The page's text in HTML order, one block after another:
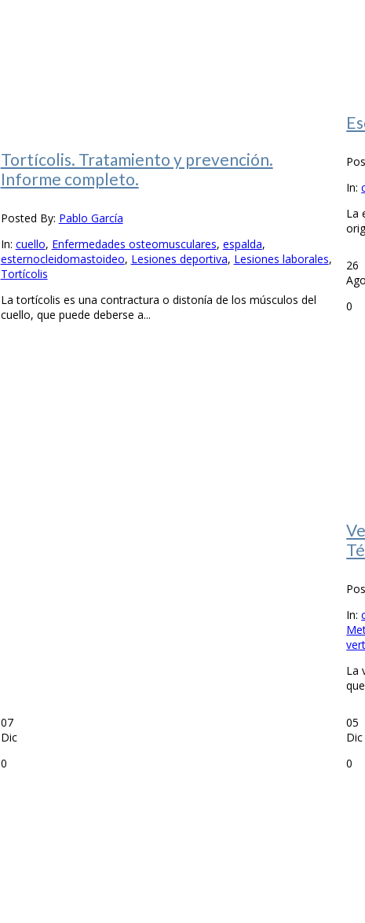
Tortícolis. Tratamiento y prevención.
Informe completo.
Posted By: Pablo García
In: cuello, Enfermedades osteomusculares, espalda,
esternocleidomastoideo, Lesiones deportiva, Lesiones laborales,
Tortícolis
La tortícolis es una contractura o distonía de los músculos del
cuello, que puede deberse a...
In:
La
26
Ago
0
In:
La
07
Dic
0
05
Dic
0